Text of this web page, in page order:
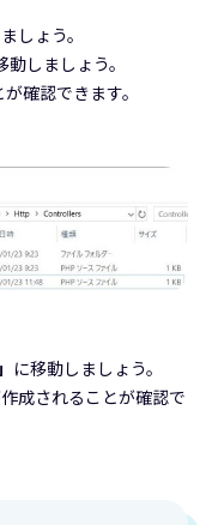
しょう。
動しましょう。
確認できます。
に移動しましょう。
成されることが確認で